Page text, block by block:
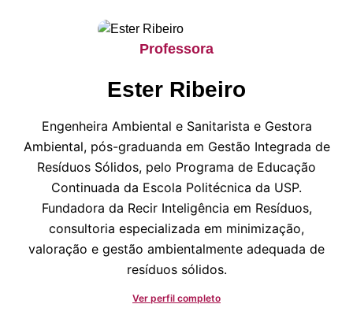
Professora
Ester Ribeiro
Engenheira Ambiental e Sanitarista e Gestora
Ambiental, pós-graduanda em Gestão Integrada de
Resíduos Sólidos, pelo Programa de Educação
Continuada da Escola Politécnica da USP.
Fundadora da Recir Inteligência em Resíduos,
consultoria especializada em minimização,
valoração e gestão ambientalmente adequada de
resíduos sólidos.
Ver perfil completo